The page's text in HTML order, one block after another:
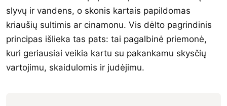
slyvų ir vandens, o skonis kartais papildomas
kriaušių sultimis ar cinamonu. Vis dėlto pagrindinis
principas išlieka tas pats: tai pagalbinė priemonė,
kuri geriausiai veikia kartu su pakankamu skysčių
vartojimu, skaidulomis ir judėjimu.